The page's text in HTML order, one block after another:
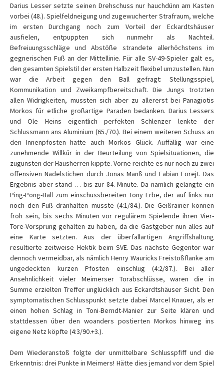
Darius Lesser setzte seinen Drehschuss nur hauchdünn am Kasten
vorbei (48.). Spielfeldneigung und zugewucherter Strafraum, welche
im ersten Durchgang noch zum Vorteil der Eckardtshäuser
ausfielen, entpuppten sich nunmehr als Nachteil.
Befreiuungsschläge und Abstöße strandete allerhöchstens im
gegnerischen Fuß an der Mittellinie. Für alle SV-49-Spieler galt es,
den gesamten Spielstil der ersten Halbzeit flexibel umzustellen. Nun
war die Arbeit gegen den Ball gefragt: Stellungsspiel,
Kommunikation und Zweikampfbereitschaft. Die Jungs trotzten
allen Widrigkeiten, mussten sich aber zu allererst bei Panagiotis
Morkos für etliche großartige Paraden bedanken. Darius Lessers
und Ole Heins eigentlich perfekten Schlenzer lenkte der
Schlussmann ans Aluminium (65./70.). Bei einem weiteren Schuss an
den Innenpfosten hatte auch Morkos Glück. Auffällig war eine
zunehmende Willkür in der Beurteilung von Spielsituationen, die
zugunsten der Hausherren kippte. Vorne reichte es nur noch zu zwei
offensiven Nadelstichen durch Jonas Manß und Fabian Forejt. Das
Ergebnis aber stand … bis zur 84. Minute. Da nämlich gelangte ein
Ping-Pong-Ball zum einschussbereiten Tony Erbe, der auf links nur
noch den Fuß dranhalten musste (4:1/84.). Die Geißrainer können
froh sein, bis sechs Minuten vor regulärem Spielende ihren Vier-
Tore-Vorsprung gehalten zu haben, da die Gastgeber nun alles auf
eine Karte setzten. Aus der überfallartigen Angriffshaltung
resultierte zeitweise Hektik beim SVE. Das nächste Gegentor war
dennoch vermeidbar, als nämlich Henry Wauricks Freistoßflanke am
ungedeckten kurzen Pfosten einschlug (4:2/87.). Bei aller
Ansehnlichkeit vieler Meimerser Torabschlüsse, waren die in
Summe erzielten Treffer unglücklich aus Eckardtshäuser Sicht. Den
symptomatischen Schlusspunkt setzte dabei Marcel Knauer, als er
einen hohen Schlag in Toni-Berndt-Manier zur Seite klären und
stattdessen über den woanders postierten Morkos hinweg ins
eigene Netz köpfte (4:3/90.+3.).
Dem Wiederanstoß folgte der unmittelbare Schlusspfiff und die
Erkenntnis: drei Punkte in Meimers! Hätte dies jemand vor dem Spiel